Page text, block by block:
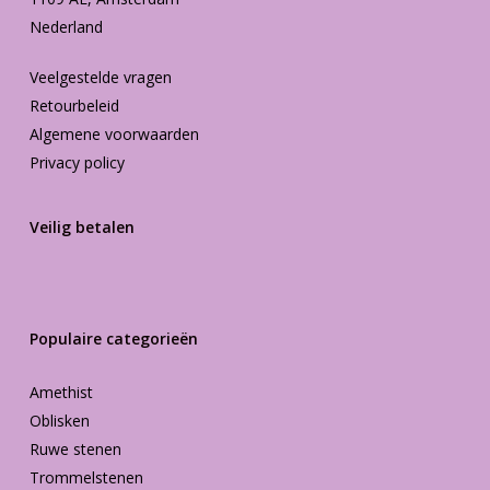
Nederland
Veelgestelde vragen
Retourbeleid
Algemene voorwaarden
Privacy policy
Veilig betalen
Populaire categorieën
Amethist
Oblisken
Ruwe stenen
Trommelstenen